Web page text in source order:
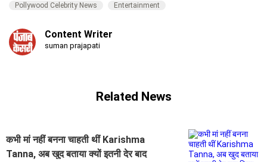
Pollywood Celebrity News
Entertainment
Content Writer
suman prajapati
Related News
कभी मां नहीं बनना चाहती थीं Karishma
Tanna, अब खुद बताया क्यों इतनी देर बाद